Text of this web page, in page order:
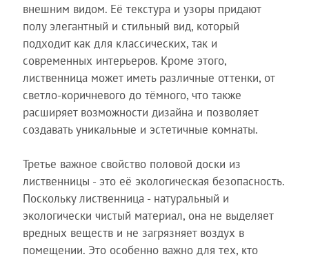
внешним видом. Её текстура и узоры придают
полу элегантный и стильный вид, который
подходит как для классических, так и
современных интерьеров. Кроме этого,
лиственница может иметь различные оттенки, от
светло-коричневого до тёмного, что также
расширяет возможности дизайна и позволяет
создавать уникальные и эстетичные комнаты.
Третье важное свойство половой доски из
лиственницы - это её экологическая безопасность.
Поскольку лиственница - натуральный и
экологически чистый материал, она не выделяет
вредных веществ и не загрязняет воздух в
помещении. Это особенно важно для тех, кто